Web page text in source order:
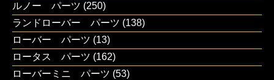
ルノー パーツ (250)
ランドローバー パーツ (138)
ローバー パーツ (13)
ロータス パーツ (162)
ローバーミニ パーツ (53)